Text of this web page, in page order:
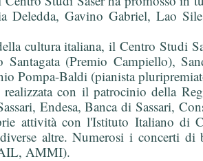
Deledda, Gavino Gabriel, Lao
cultura italiana, il Centro Studi
Santagata (Premio Campiello),
Pompa-Baldi (pianista
con il patrocinio della
Endesa, Banca di Sassari,
attività con l'Istituto Italiano di
altre. Numerosi i concerti
AMMI).